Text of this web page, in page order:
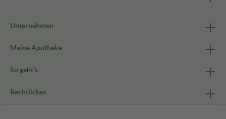
Unternehmen
Meine Apotheke
So geht's
Rechtliches